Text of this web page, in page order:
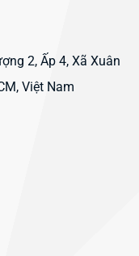
2, Ấp 4, Xã Xuân
Việt Nam